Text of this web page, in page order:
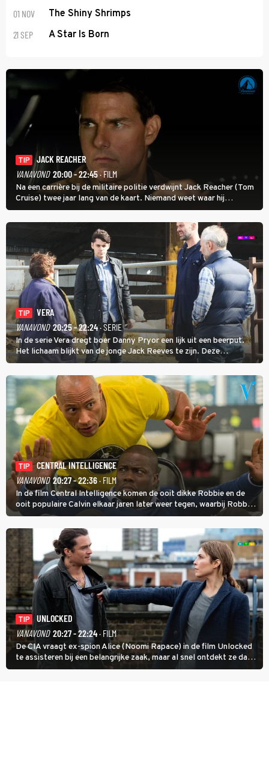
01 NOV The Shiny Shrimps
21 SEP A Star Is Born
TIP
JACK REACHER
VANAVOND 20:00 - 22:45· FILM
Na een carrière bij de militaire politie verdwijnt Jack Reacher (Tom
Cruise) twee jaar lang van de kaart. Niemand weet waar hij
uithangt, totdat moordverdachte James Barr naar hem vraagt.
TIP
VERA
VANAVOND 20:25 - 22:24· SERIE
In de serie Vera dregt boer Danny Pryor een lijk uit een beerput.
Het lichaam blijkt van de jonge Jack Reeves te zijn. Deze
homoseksuele woonwagenbewoner had gebroken met zijn familie
en verliet het kamp met slaande ruzie.
TIP
CENTRAL INTELLIGENCE
VANAVOND 20:27 - 22:36· FILM
In de film Central Intelligence komen de ooit dikke Robbie en de
ooit populaire Calvin elkaar jaren later weer tegen, waarbij Robbie,
inmiddels supergespierd en werkzaam voor de CIA, Calvins hulp
goed kan gebruiken.
TIP
UNLOCKED
VANAVOND 20:27 - 22:24· FILM
De CIA vraagt ex-spion Alice (Noomi Rapace) in de film Unlocked
te assisteren bij een belangrijke zaak, maar al snel ontdekt ze dat
degene die haar aanstelde kwade bedoelingen heeft.